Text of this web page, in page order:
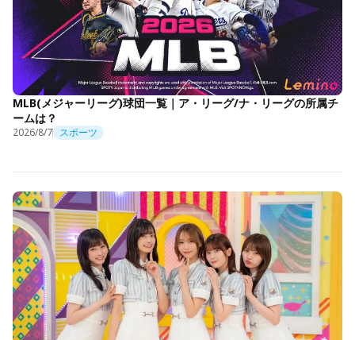
MLB(メジャーリーグ)球団一覧｜ア・リーグ/ナ・リーグの所属チ
ームは？
2026/8/7 スポーツ